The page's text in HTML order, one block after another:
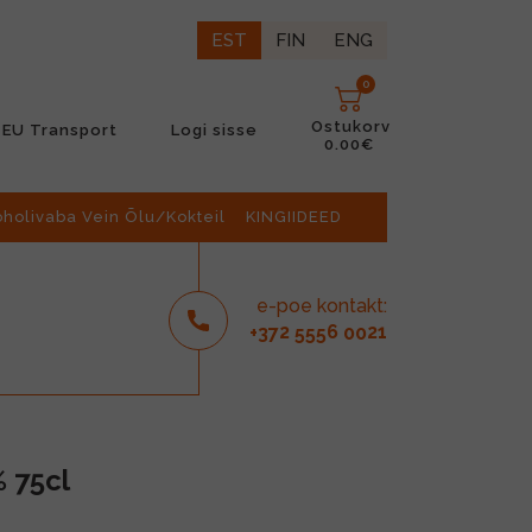
EST FIN ENG
EU Transport Logi sisse
0
Ostukorv
0.00€
Vein Õlu/Kokteil KINGIIDEED
e-poe kontakt:
+372 5556 0021
75cl